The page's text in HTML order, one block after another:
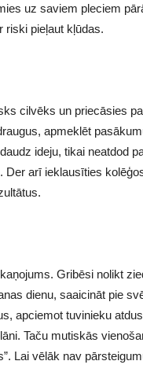
uz saviem pleciem
riski pieļaut kļūdas.
cilvēks un priecāsies
apmeklēt
ideju, tikai neatdod
Der arī ieklausīties
Gribēsi nolikt
dienu, saaicināt pie
apciemot tuvinieku
Taču mutiskās
Lai vēlāk nav